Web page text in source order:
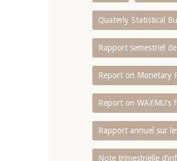
Quaterly Statistical
Rapport semestriel
Report on Monetary
Report on
Rapport annuel sur
Note trimestrielle